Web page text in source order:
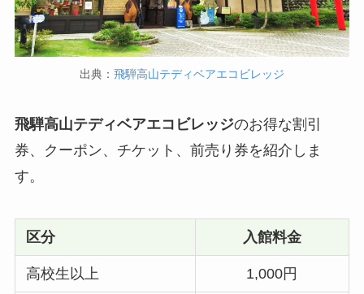
出典： 飛騨高山テディベアエコビレッジ
飛騨高山テディベアエコビレッジのお得な割引
券、クーポン、チケット、前売り券を紹介しま
す。
区分 入館料金
高校生以上 1,000円